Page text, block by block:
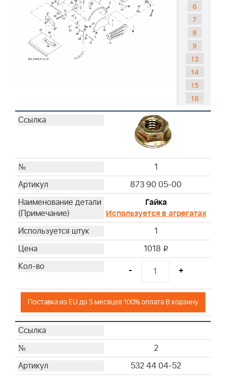
6
7
8
9
13
14
15
16
18
23
26
28
29
33
35
37
1
873 90 05-00
Гайка
Используется в агрегатах
1
1018 i
- +
Поставка из EU до 5 месяцев 100% оплата В корзину
2
532 44 04-52